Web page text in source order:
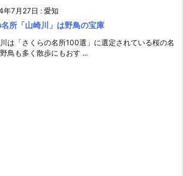
年7月27日 : 愛知
所「山崎川」は野鳥の宝庫
は「さくらの名所100選」に選定されている桜の名
鳥も多く散歩にもおす ...